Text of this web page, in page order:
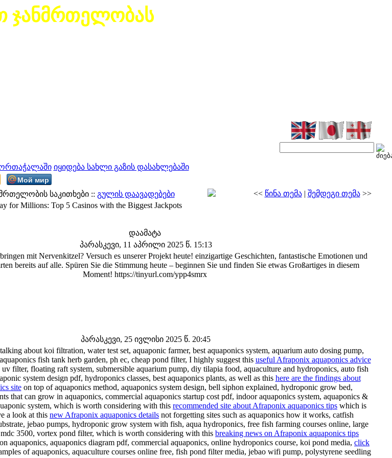
ჯანმრთელობას
ორთაჭალაში იყიდება სახლი გაზის დასახლებაში
Мой мир
საკითხები :: გულის დაავადებები << წინა თემა| შემდეგი თემა>>
for Millions: Top 5 Casinos with the Biggest Jackpots
დაამატა
პარასკევი, 11 აპრილი 2025 წ. 15:13
mit Nervenkitzel? Versuch es unserer Projekt heute! einzigartige Geschichten, fantastische Emotionen und
bereits auf alle. Spüren Sie die Stimmung heute – beginnen Sie und finden Sie etwas Großartiges in diesem
Moment! https://tinyurl.com/ypp4smrx
პარასკევი, 25 ივლისი 2025 წ. 20:45
about koi filtration, water test set, aquaponic farmer, best aquaponics system, aquarium auto dosing pump,
fish tank herb garden, ph ec, cheap pond filter, I highly suggest this useful Afraponix aquaponics advice
uv filter, floating raft system, submersible aquarium pump, diy tilapia food, aquaculture and hydroponics, auto fish
system design pdf, hydroponics classes, best aquaponics plants, as well as this here are the findings about
siteon top of aquaponics method, aquaponics system design, bell siphon explained, hydroponic grow bed,
that can grow in aquaponics, commercial aquaponics startup cost pdf, indoor aquaponics system, aquaponics &
system, which is worth considering with this recommended site about Afraponix aquaponics tips which is
a look at this new Afraponix aquaponics details not forgetting sites such as aquaponics how it works, catfish
jebao pumps, hydroponic grow system with fish, aqua hydroponics, free fish farming courses online, large
3500, vortex pond filter, which is worth considering with this breaking news on Afraponix aquaponics tips
aquaponics, aquaponics diagram pdf, commercial aquaponics, online hydroponics course, koi pond media, click
of aquaponics, aquaculture courses online free, fish pond filter media, jebao wifi pump, polystyrene seedling